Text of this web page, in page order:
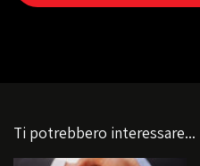
Ti potrebbero interessare...